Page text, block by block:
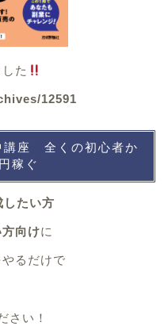
た
12591
講座 全くの初心者か
稼ぐ
したい方
向けに
るだけで
さい！